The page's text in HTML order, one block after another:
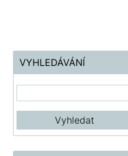
VYHLEDÁVÁNÍ